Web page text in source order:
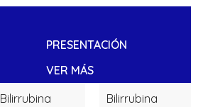
PRESENTACIÓN
VER MÁS
Bilirrubina
Bilirrubina